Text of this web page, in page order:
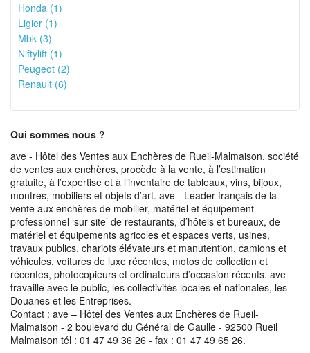
Honda (1)
Ligier (1)
Mbk (3)
Niftylift (1)
Peugeot (2)
Renault (6)
Qui sommes nous ?
ave - Hôtel des Ventes aux Enchères de Rueil-Malmaison, société
de ventes aux enchères, procède à la vente, à l’estimation
gratuite, à l’expertise et à l’inventaire de tableaux, vins, bijoux,
montres, mobiliers et objets d’art. ave - Leader français de la
vente aux enchères de mobilier, matériel et équipement
professionnel ‘sur site’ de restaurants, d’hôtels et bureaux, de
matériel et équipements agricoles et espaces verts, usines,
travaux publics, chariots élévateurs et manutention, camions et
véhicules, voitures de luxe récentes, motos de collection et
récentes, photocopieurs et ordinateurs d’occasion récents. ave
travaille avec le public, les collectivités locales et nationales, les
Douanes et les Entreprises.
Contact : ave – Hôtel des Ventes aux Enchères de Rueil-
Malmaison - 2 boulevard du Général de Gaulle - 92500 Rueil
Malmaison tél : 01 47 49 36 26 - fax : 01 47 49 65 26.